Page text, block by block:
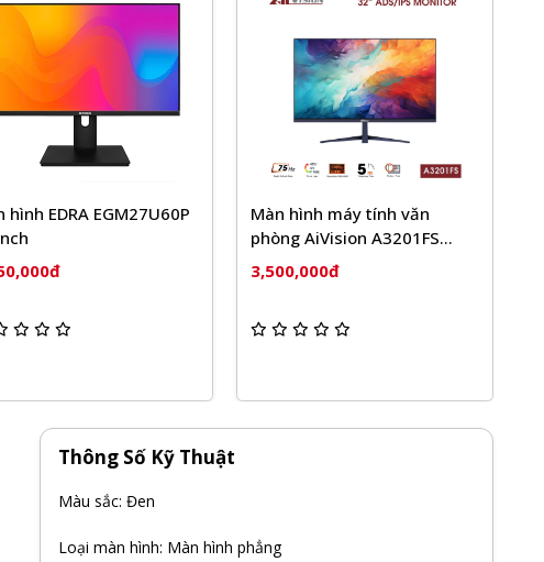
EGM27U60P
Màn hình máy tính văn
phòng AiVision A3201FS
(31.5inch / ADS-IPS / FHD /
75hz / 5ms) - (Đen, trắng)
3,500,000đ
Thông Số Kỹ Thuật
Màu sắc: Đen
Loại màn hình: Màn hình phẳng